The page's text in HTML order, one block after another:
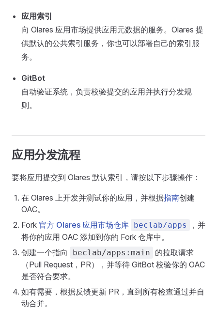
应用索引
向 Olares 应用市场提供应用元数据的服务。Olares 提
供默认的公共索引服务，你也可以部署自己的索引服
务。
GitBot
自动验证系统，负责校验提交的应用并执行分发规
则。
应用分发流程
要将应用提交到 Olares 默认索引，请按以下步骤操作：
在 Olares 上开发并测试你的应用，并根据指南创建
OAC。
Fork 官方 Olares 应用市场仓库 beclab/apps
，并
将你的应用 OAC 添加到你的 Fork 仓库中。
创建一个指向
beclab/apps:main
的拉取请求
（Pull Request，PR），并等待 GitBot 校验你的 OAC
是否符合要求。
如有需要，根据反馈更新 PR，直到所有检查通过并自
动合并。